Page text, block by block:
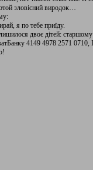
зловісний виродок…
я по тебе приїду.
двоє дітей:
4149 4978 2571 0710,